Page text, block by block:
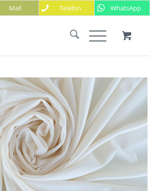
Mail Telefon WhatsApp